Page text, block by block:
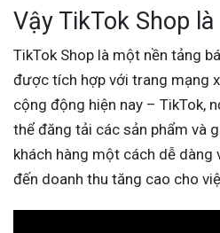
Vậy TikTok Shop là
TikTok Shop là một nền tảng
được tích hợp với trang mạng
cộng động hiện nay – TikTok,
thể đăng tải các sản phẩm và
khách hàng một cách dễ dàng
đến doanh thu tăng cao cho